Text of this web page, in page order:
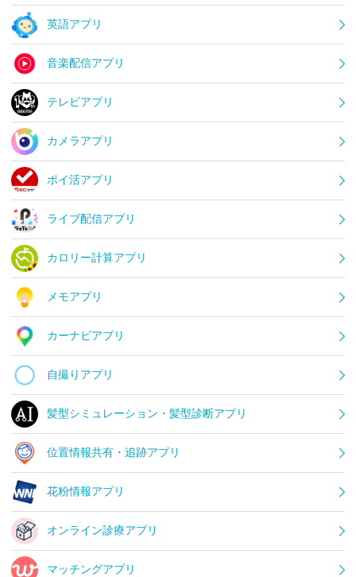
英語アプリ
音楽配信アプリ
テレビアプリ
カメラアプリ
ポイ活アプリ
ライブ配信アプリ
カロリー計算アプリ
メモアプリ
カーナビアプリ
自撮りアプリ
髪型シミュレーション・髪型診断アプリ
位置情報共有・追跡アプリ
花粉情報アプリ
オンライン診療アプリ
マッチングアプリ